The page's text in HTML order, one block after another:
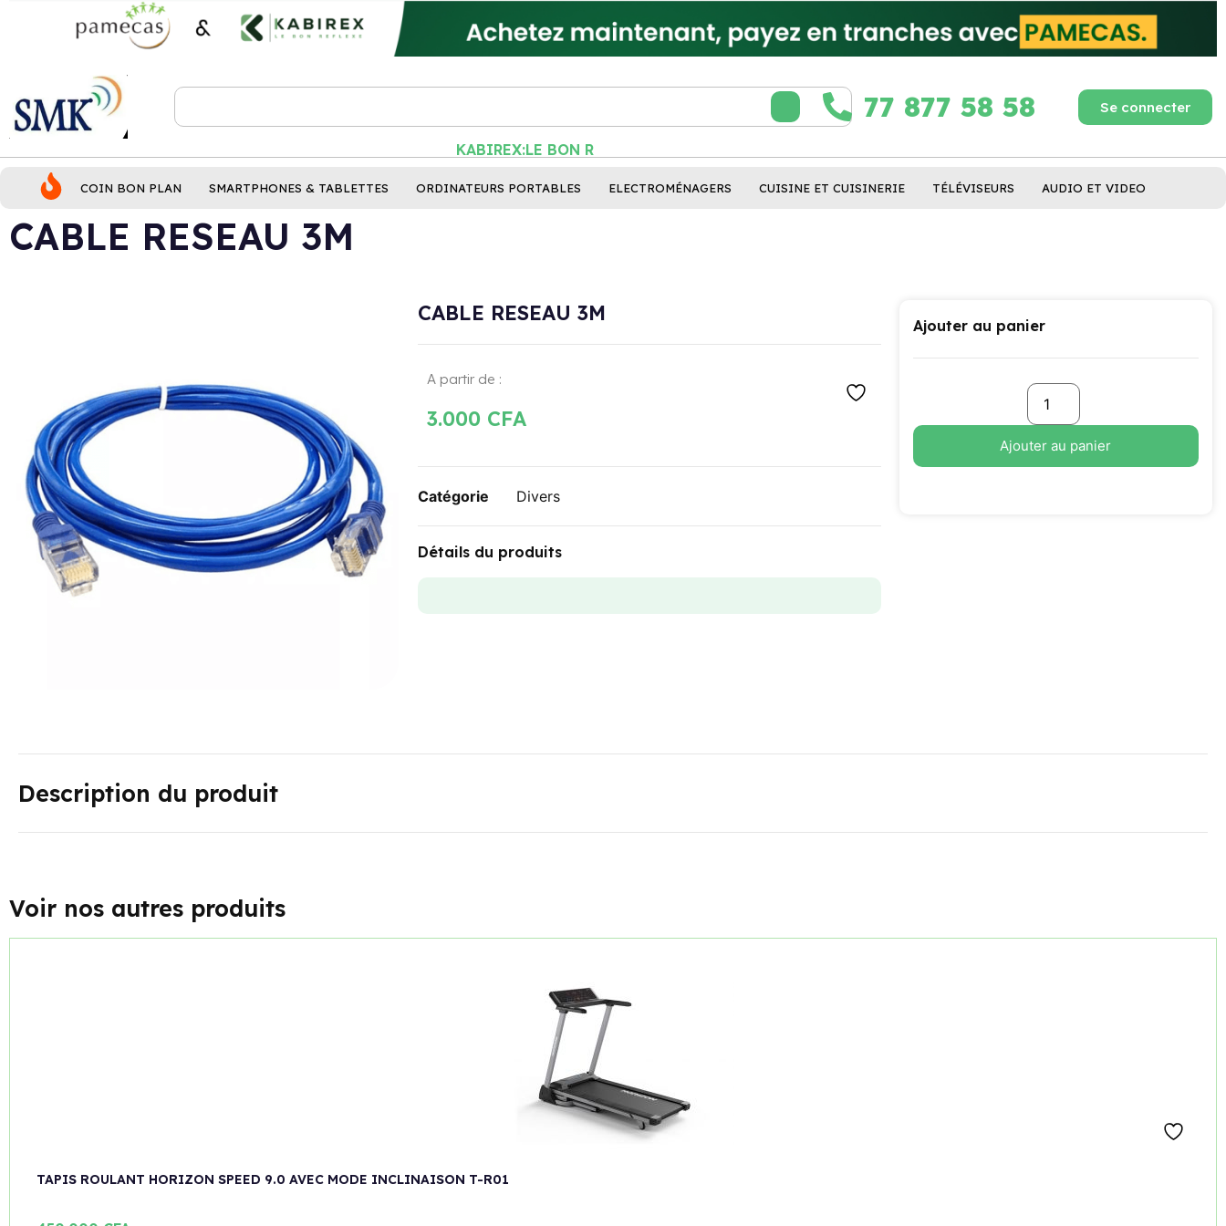
77 877 58 58 Se connecter
KABIREX:LE BON RÉFL
COIN BON PLAN SMARTPHONES & TABLETTES ORDINATEURS PORTABLES ELECTROMÉNAGERS CUISINE ET CUISINERIE TÉLÉVISEURS AUDIO ET VIDEO
CABLE RESEAU 3M
CABLE RESEAU 3M
A partir de :
3.000 CFA
Catégorie Divers
Détails du produits
Ajouter au panier
Ajouter au panier
Description du produit
Voir nos autres produits
TAPIS ROULANT HORIZON SPEED 9.0 AVEC MODE INCLINAISON T-R01